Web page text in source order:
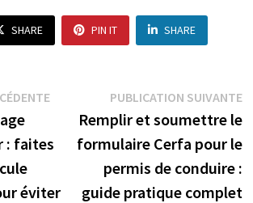
SHARE PIN IT SHARE
Publication
précédente :
: faites
éviter
PUBLICATION SUIVANTE
Remplir et soumettre le
formulaire Cerfa pour le
permis de conduire :
guide pratique complet